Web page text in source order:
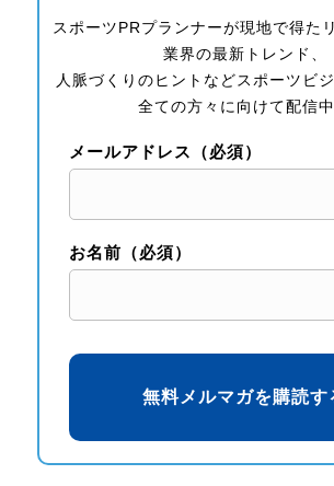
スポーツPRプランナーが現地で得た
業界の最新トレンド、
人脈づくりのヒントなどスポーツビ
全ての方々に向けて配信中
メールアドレス（必須）
お名前（必須）